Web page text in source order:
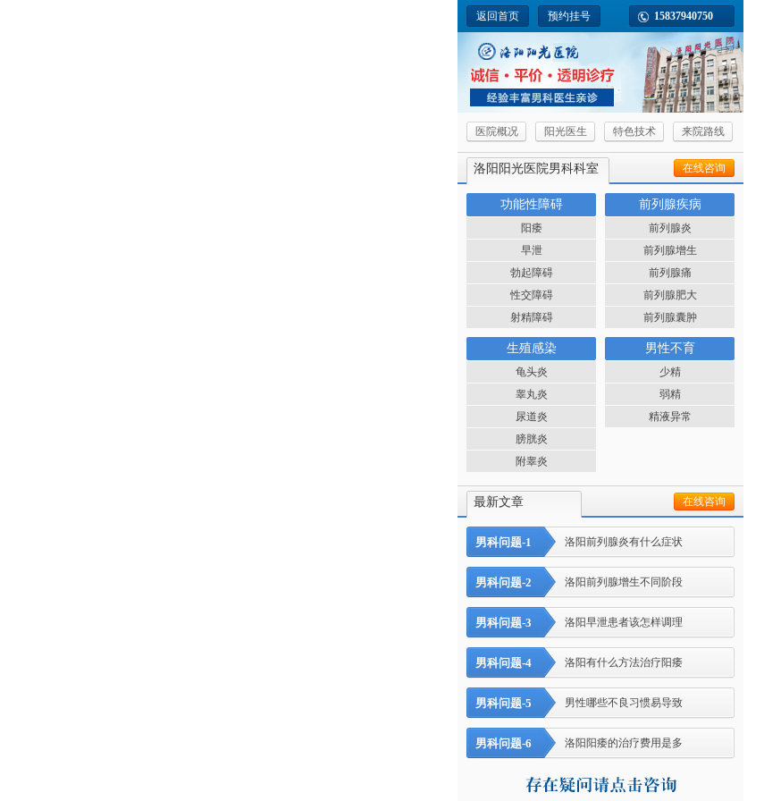
返回首页 预约挂号 15837940750
医院概况 阳光医生 特色技术 来院路线
洛阳阳光医院男科科室 在线咨询
功能性障碍
阳痿
早泄
勃起障碍
性交障碍
射精障碍
前列腺疾病
前列腺炎
前列腺增生
前列腺痛
前列腺肥大
前列腺囊肿
生殖感染
龟头炎
睾丸炎
尿道炎
膀胱炎
附睾炎
男性不育
少精
弱精
精液异常
最新文章 在线咨询
男科问题-1 洛阳前列腺炎有什么症状
男科问题-2 洛阳前列腺增生不同阶段
男科问题-3 洛阳早泄患者该怎样调理
男科问题-4 洛阳有什么方法治疗阳痿
男科问题-5 男性哪些不良习惯易导致
男科问题-6 洛阳阳痿的治疗费用是多